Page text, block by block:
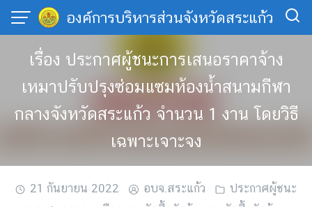
Skip
องค์การบริหารส่วนจังหวัดสระแก้ว
เรื่อง ประกาศผู้ชนะการเสนอราคาจ้าง
เหมาปรับปรุงซ่อมแซมห้องน้ำสนามกีฬา
กลางจังหวัดสระแก้ว จำนวน 1 งาน โดยวิธี
เฉพาะเจาะจง
21 กันยายน 2022 อบจ.สระแก้ว
ประกาศผู้ชนะ